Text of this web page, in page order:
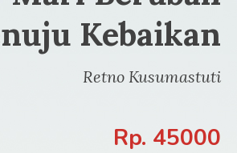
Kebaikan
Retno Kusumastuti
Rp. 45000